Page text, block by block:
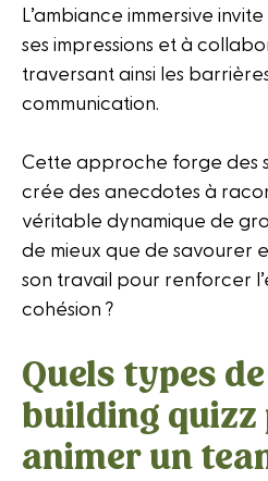
L’ambiance immersive
ses impressions et à
traversant ainsi les
communication.
Cette approche forge des
crée des anecdotes à
véritable dynamique de
de mieux que de savourer
son travail pour renforcer
cohésion ?
Quels types
building quizz
animer un